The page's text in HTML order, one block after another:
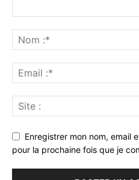
Enregistrer mon nom, email
pour la prochaine fois que je